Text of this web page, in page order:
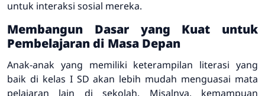
untuk interaksi sosial mereka.
Membangun Dasar yang Kuat untuk
Pembelajaran di Masa Depan
Anak-anak yang memiliki keterampilan literasi yang
baik di kelas I SD akan lebih mudah menguasai mata
pelajaran lain di sekolah. Misalnya, kemampuan